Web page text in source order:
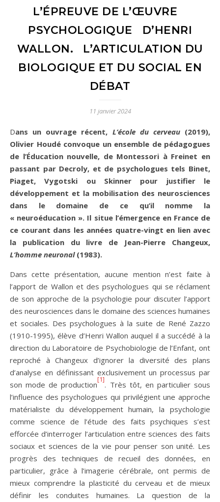
L’ÉPREUVE DE L’ŒUVRE
PSYCHOLOGIQUE D’HENRI
WALLON. L’ARTICULATION DU
BIOLOGIQUE ET DU SOCIAL EN
DÉBAT
11 janvier 2024
Dans un ouvrage récent, L’école du cerveau(2019),
Olivier Houdé convoque un ensemble de pédagogues
de l’Éducation nouvelle, de Montessori à Freinet en
passant par Decroly, et de psychologues tels Binet,
Piaget, Vygotski ou Skinner pour justifier le
développement et la mobilisation des neurosciences
dans le domaine de ce qu’il nomme la
« neuroéducation ». Il situe l’émergence en France de
ce courant dans les années quatre-vingt en lien avec
la publication du livre de Jean-Pierre Changeux,
L’homme neuronal(1983).
Dans cette présentation, aucune mention n’est faite à
l’apport de Wallon et des psychologues qui se réclament
de son approche de la psychologie pour discuter l’apport
des neurosciences dans le domaine des sciences humaines
et sociales. Des psychologues à la suite de René Zazzo
(1910-1995), élève d’Henri Wallon auquel il a succédé à la
direction du Laboratoire de Psychobiologie de l’Enfant, ont
reproché à Changeux d’ignorer la diversité des plans
d’analyse en définissant exclusivement un processus par
son mode de production
[1]
. Très tôt, en particulier sous
l’influence des psychologues qui privilégient une approche
matérialiste du développement humain, la psychologie
comme science de l’étude des faits psychiques s’est
efforcée d’interroger l’articulation entre sciences des faits
sociaux et sciences de la vie pour penser son unité. Les
progrès des techniques de recueil des données, en
particulier, grâce à l’imagerie cérébrale, ont permis de
mieux comprendre la plasticité du cerveau et de mieux
définir les conduites humaines. La question de la